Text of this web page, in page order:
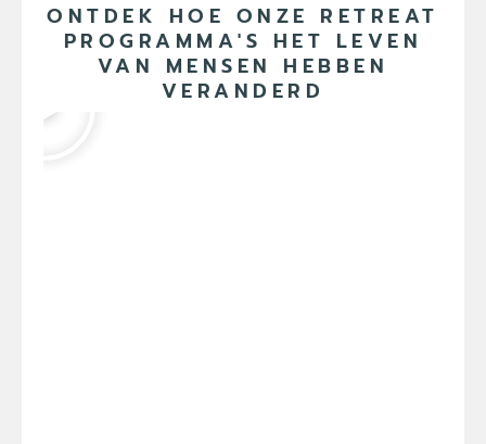
ONTDEK HOE ONZE RETREAT
PROGRAMMA'S HET LEVEN
VAN MENSEN HEBBEN
VERANDERD